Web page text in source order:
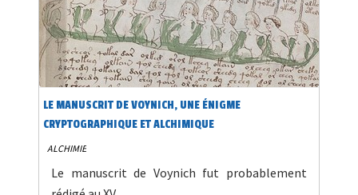
LE MANUSCRIT DE VOYNICH, UNE ÉNIGME
CRYPTOGRAPHIQUE ET ALCHIMIQUE
ALCHIMIE
Le manuscrit de Voynich fut probablement